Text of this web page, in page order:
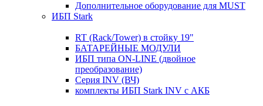
Дополнительное оборудование для MUST
ИБП Stark
RT (Rack/Tower) в стойку 19"
БАТАРЕЙНЫЕ МОДУЛИ
ИБП типа ON-LINE (двойное
преобразование)
Серия INV (ВЧ)
комплекты ИБП Stark INV с АКБ